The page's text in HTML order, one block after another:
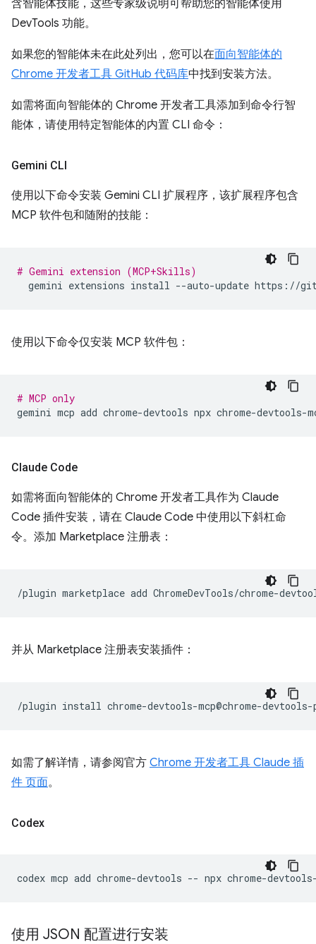
含智能体技能，这些专家级说明可帮助您的智能体使用
DevTools 功能。
如果您的智能体未在此处列出，您可以在面向智能体的
Chrome 开发者工具 GitHub 代码库中找到安装方法。
如需将面向智能体的 Chrome 开发者工具添加到命令行智
能体，请使用特定智能体的内置 CLI 命令：
Gemini CLI
使用以下命令安装 Gemini CLI 扩展程序，该扩展程序包含
MCP 软件包和随附的技能：
# Gemini extension (MCP+Skills)
gemini extensions install --auto-update
使用以下命令仅安装 MCP 软件包：
# MCP only
gemini mcp add chrome-devtools npx
Claude Code
如需将面向智能体的 Chrome 开发者工具作为 Claude
Code 插件安装，请在 Claude Code 中使用以下斜杠命
令。添加 Marketplace 注册表：
/plugin marketplace add
并从 Marketplace 注册表安装插件：
/plugin install
如需了解详情，请参阅官方 Chrome 开发者工具 Claude 插
件 页面。
Codex
codex mcp add chrome-devtools -- npx
使用 JSON 配置进行安装